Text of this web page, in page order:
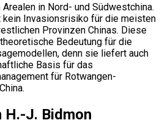
in Nord- und Südwestchina.
Invasionsrisiko für die meisten
Provinzen Chinas. Diese
Bedeutung für die
denn sie liefert auch
Basis für das
für Rotwangen-
H.-J. Bidmon